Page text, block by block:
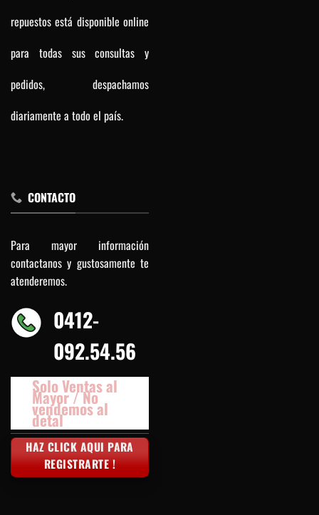
repuestos está disponible online
para todas sus consultas y
pedidos, despachamos
diariamente a todo el país.
CONTACTO
Para mayor información
contactanos y gustosamente te
atenderemos.
0412-
092.54.56
Solo Ventas al
Mayor / No
vendemos al
detal
HAZ CLICK AQUI PARA
REGISTRARTE !